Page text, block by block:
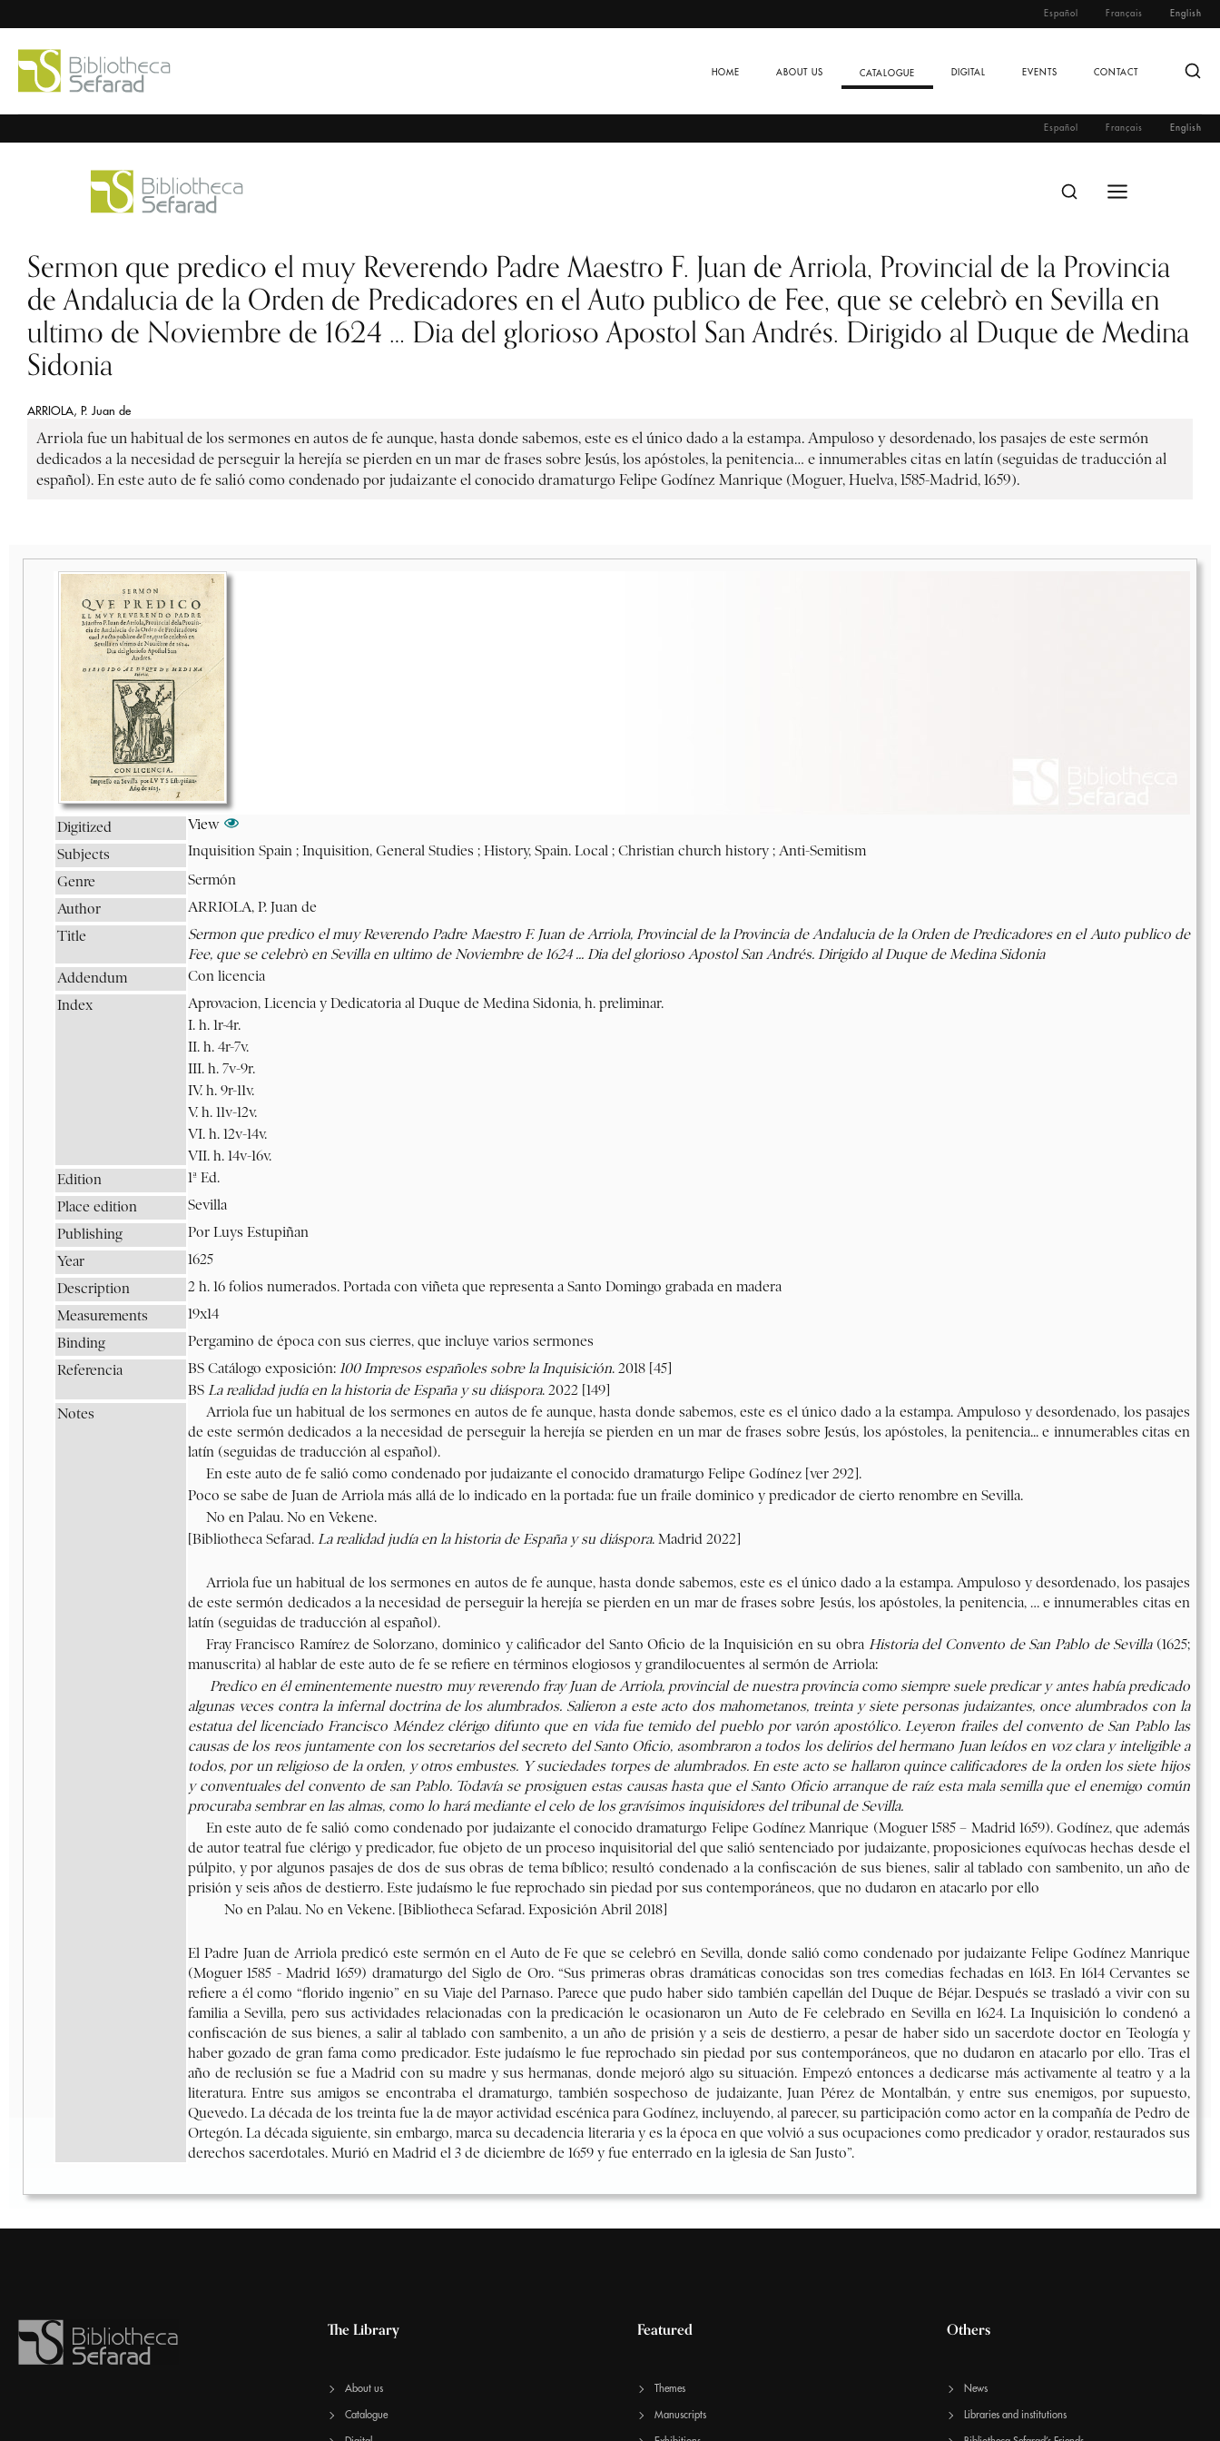
Español Français English
HOME ABOUT US CATALOGUE DIGITAL EVENTS CONTACT
Español Français English
Sermon que predico el muy Reverendo Padre Maestro F. Juan de Arriola, Provincial de la Provincia
de Andalucia de la Orden de Predicadores en el Auto publico de Fee, que se celebrò en Sevilla en
ultimo de Noviembre de 1624 … Dia del glorioso Apostol San Andrés. Dirigido al Duque de Medina
Sidonia
ARRIOLA, P. Juan de
Arriola fue un habitual de los sermones en autos de fe aunque, hasta donde sabemos, este es el único dado a la estampa. Ampuloso y desordenado, los pasajes de este sermón
dedicados a la necesidad de perseguir la herejía se pierden en un mar de frases sobre Jesús, los apóstoles, la penitencia… e innumerables citas en latín (seguidas de traducción al
español). En este auto de fe salió como condenado por judaizante el conocido dramaturgo Felipe Godínez Manrique (Moguer, Huelva, 1585-Madrid, 1659).
The Library
About us
Catalogue
Featured
Themes
Manuscripts
Others
News
Libraries and institutions